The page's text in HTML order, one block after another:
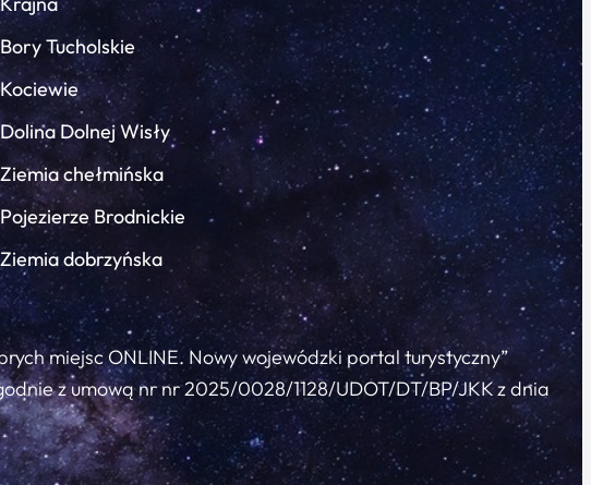
Bory Tucholskie
Kociewie
Dolina Dolnej Wisły
Ziemia chełmińska
Pojezierze Brodnickie
Ziemia dobrzyńska
miejsc ONLINE. Nowy wojewódzki portal turystyczny”
z umową nr nr 2025/0028/1128/UDOT/DT/BP/JKK z dnia